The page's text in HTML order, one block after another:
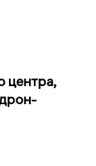
центра,